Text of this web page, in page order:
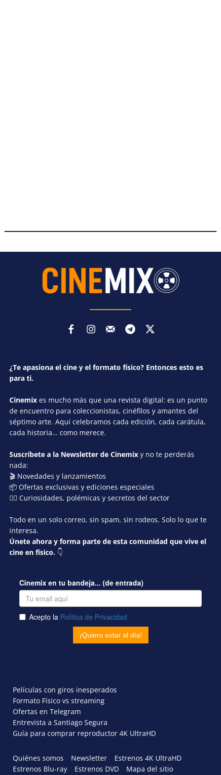
¿Te apasiona el cine y el formato físico? Entonces esto es
para ti.
Cinemix es mucho más que una revista digital: es un punto
de encuentro para coleccionistas, cinéfilos y amantes del
séptimo arte. Aquí celebramos cada edición, cada carátula,
cada historia… como merece.
Suscríbete a la Newsletter de Cinemix y no te perderás
nada:
🎬 Novedades y lanzamientos
📦 Ofertas exclusivas y ediciones especiales
🕵️‍♂️ Curiosidades, polémicas y secretos del sector
Todo en un solo correo, sin spam, sin rodeos. Solo lo que te
interesa.
Únete ahora y forma parte de esta comunidad que vive el
cine en físico. 👇
Películas con giros inesperados
Formato Físico vs streaming
Ofertas en Telegram
Entrevista a Santiago Segura
Guía para comprar reproductor 4K UltraHD
Quiénes somos Newsletter
Estrenos 4K UltraHD
Estrenos Blu-ray
Estrenos DVD Mapa del sitio